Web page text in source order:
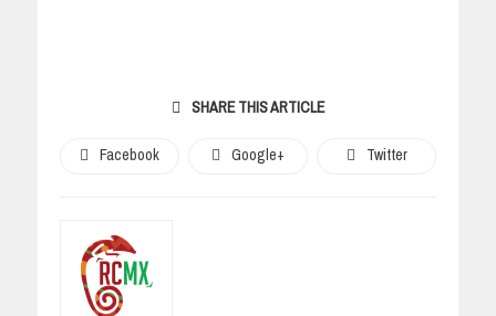
SHARE THIS ARTICLE
Facebook Google+ Twitter